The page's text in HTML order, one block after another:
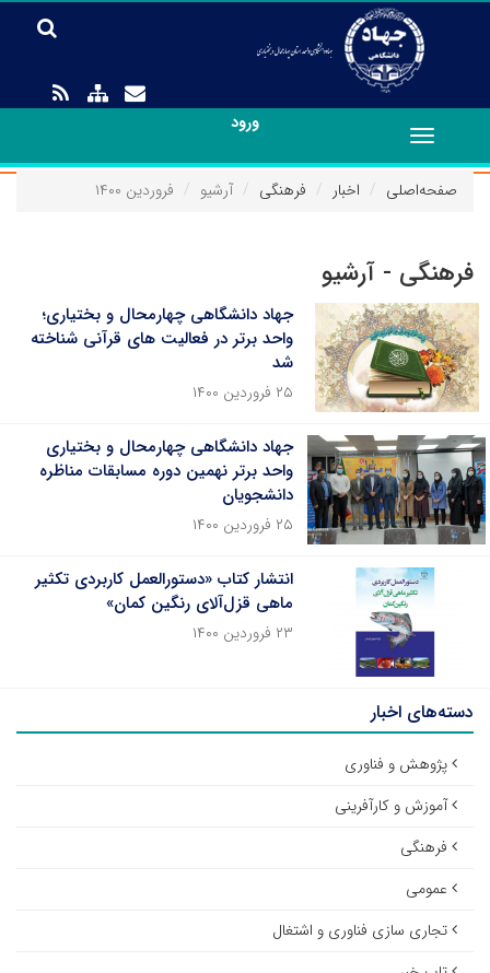
ورود
Toggle
navigation
صفحه‌اصلی
اخبار فرهنگی آرشیو فروردین ۱۴۰۰
فرهنگی - آرشیو
جهاد دانشگاهی چهارمحال و بختیاری؛
واحد برتر در فعالیت های قرآنی شناخته
شد
۲۵ فروردین ۱۴۰۰
جهاد دانشگاهی چهارمحال و بختیاری
واحد برتر نهمین دوره مسابقات مناظره
دانشجویان
۲۵ فروردین ۱۴۰۰
انتشار کتاب «دستورالعمل کاربردی تکثیر
ماهی قزل‌آلای رنگین کمان»
۲۳ فروردین ۱۴۰۰
دسته‌های اخبار
پژوهش و فناوری
آموزش و کارآفرینی
فرهنگی
عمومی
تجاری سازی فناوری و اشتغال